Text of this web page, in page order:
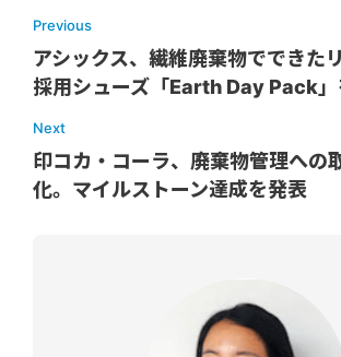
Previous
アシックス、繊維廃棄物でできた
採用シューズ「Earth Day Pack」
Next
印コカ・コーラ、廃棄物管理への
化。マイルストーン達成を発表